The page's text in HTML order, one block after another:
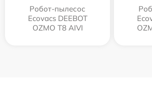
Робот-пылесос
Ecovacs DEEBOT
OZMO T8 AIVI